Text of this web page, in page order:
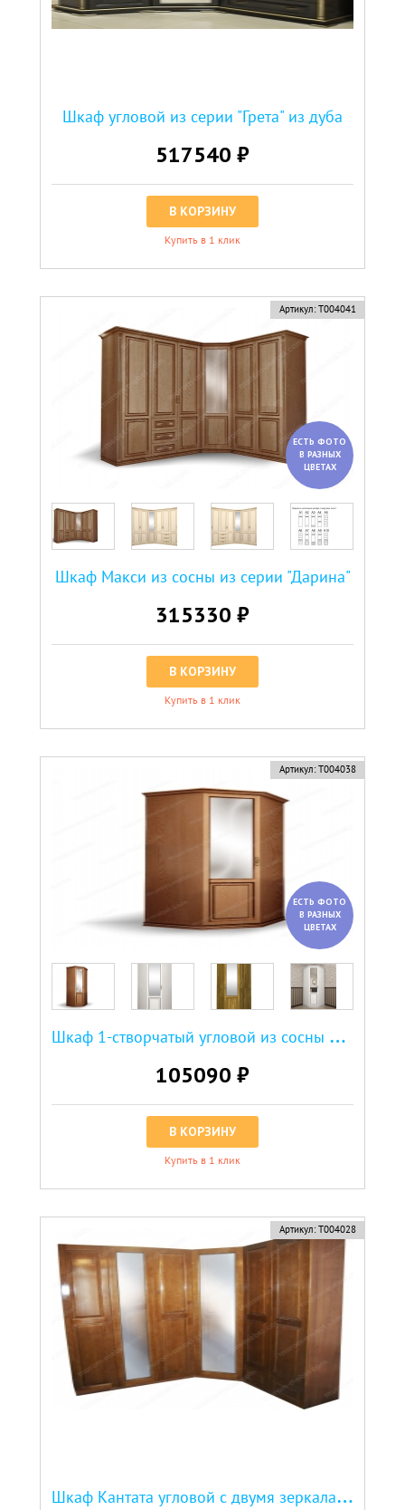
Шкаф угловой из серии "Грета" из дуба
517540 ₽
В КОРЗИНУ
Купить в 1 клик
Артикул: Т004041
ЕСТЬ ФОТО
В РАЗНЫХ
ЦВЕТАХ
Шкаф Макси из сосны из серии "Дарина"
315330 ₽
В КОРЗИНУ
Купить в 1 клик
Артикул: Т004038
ЕСТЬ ФОТО
В РАЗНЫХ
ЦВЕТАХ
Ш
каф 1-створчатый угловой из сосны из серии "Дарина"
105090 ₽
В КОРЗИНУ
Купить в 1 клик
Артикул: Т004028
Ш
каф Кантата угловой с двумя зеркалами